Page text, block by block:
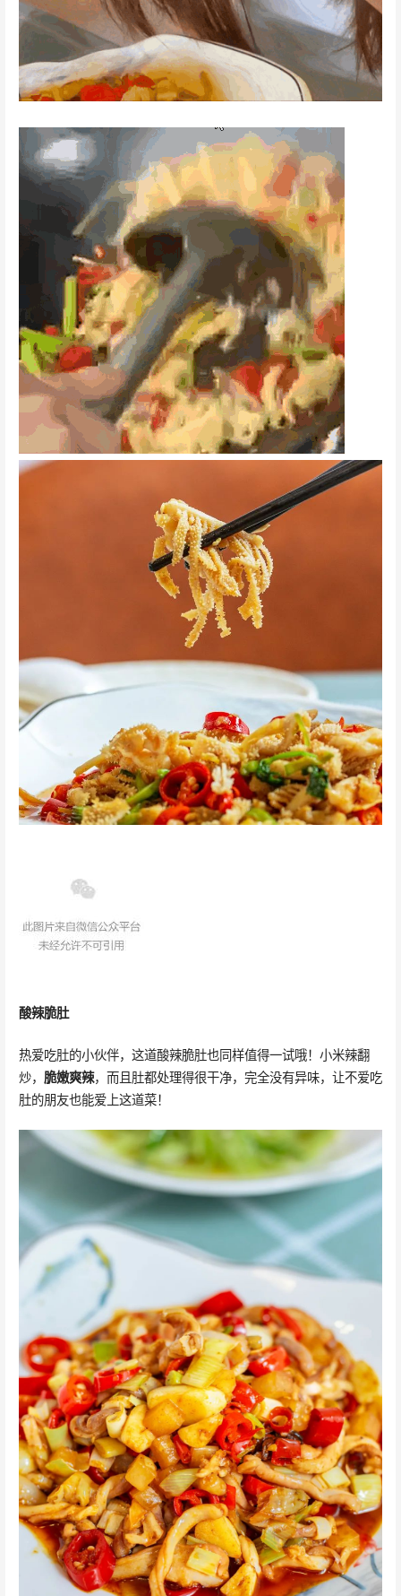
酸辣脆肚
热爱吃肚的小伙伴，这道酸辣脆肚也同样值得一试哦！小米辣翻
炒， 脆嫩爽辣，而且肚都处理得很干净，完全没有异味，让不爱吃
肚的朋友也能爱上这道菜！